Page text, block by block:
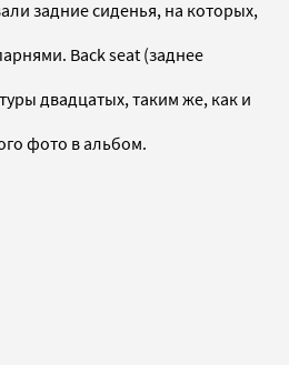
задние сиденья, на которых,
Back seat (заднее
двадцатых, таким же, как и
фото в альбом.